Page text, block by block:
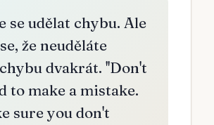
se udělat chybu. Ale
že neuděláte
dvakrát. ''Don't
to make a mistake.
sure you don't